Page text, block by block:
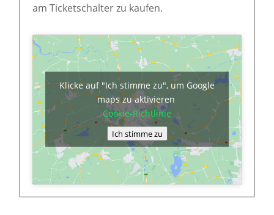
am Ticketschalter zu kaufen.
Klicke auf "Ich stimme zu", um Google
maps zu aktivieren
Cookie-Richtlinie
Ich stimme zu